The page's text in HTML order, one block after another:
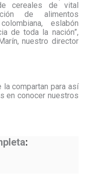
cereales de vital
de alimentos
eslabón
de toda la nación”,
nuestro director
compartan para así
en conocer nuestros
: